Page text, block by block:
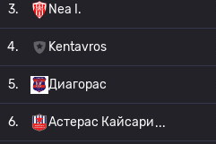
3. Nea I.
4. Kentavros
5. Диагорас
6. Астерас Кайсари